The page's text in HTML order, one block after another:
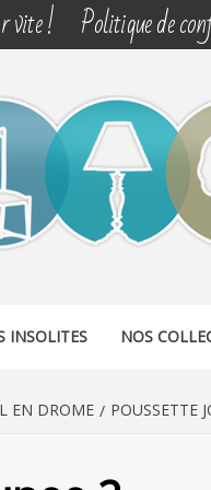
vite ! Politique de
INSOLITES NOS
EN DROME POUSSETTE